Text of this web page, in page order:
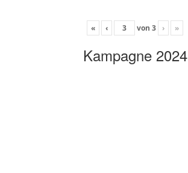
« ‹ von 3 › »
Kampagne 2024